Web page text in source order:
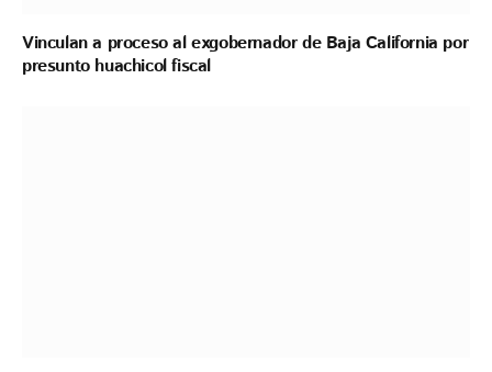
Vinculan a proceso al exgobernador de Baja California por
presunto huachicol fiscal